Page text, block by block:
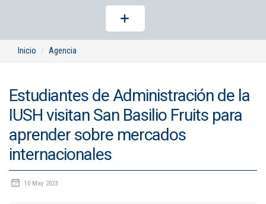
Inicio Agencia
Estudiantes de Administración de la
IUSH visitan San Basilio Fruits para
aprender sobre mercados
internacionales
10 May 2023
Planta Docente
ADMISIONES
BIENESTAR
Centros
BIBLIOTECA
IDIOMAS
Consultorio Juridico